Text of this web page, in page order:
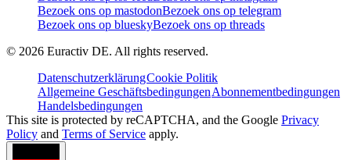
Bezoek ons op mastodonBezoek ons op telegram
Bezoek ons op blueskyBezoek ons op threads
© 2026 Euractiv DE. All rights reserved.
DatenschutzerklärungCookie Politik
Allgemeine GeschäftsbedingungenAbonnementbedingungen
Handelsbedingungen
This site is protected by reCAPTCHA, and the Google Privacy
Policy and Terms of Service apply.